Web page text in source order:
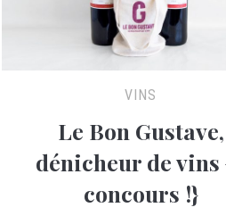
VINS
Le Bon Gustave,
dénicheur de vins
concours !}